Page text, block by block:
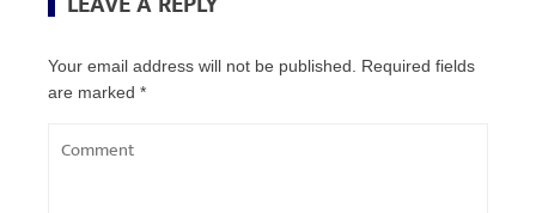
Your email address will not be published.
Required fields
are marked *